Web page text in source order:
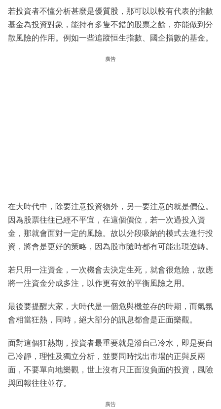
若投資者不懂分析甚麼是優質股，那可以以較有代表的指數
基金為投資對象，能持有多隻不錯的股票之餘，亦能做到分
散風險的作用。例如一些追蹤恒生指數、國企指數的基金。
廣告
在大時代中，除要注意投資物外，另一要注意的就是價位。
因為股票往往已經不平宜，在這個價位，若一次過投入資
金，那就會面對一定的風險。故以分段吸納的模式去進行投
資，將會是更好的策略，因為股市隨時都有可能出現逆轉。
若只用一注資金，一次機會去決定生死，就會很危險，故應
將一注資金分成多注，以作更有效的平衡風險之用。
最後要提醒大家，大時代是一個危與機並存的時期，而氣氛
會相當狂熱，同時，絕大部分的訊息都會是正面樂觀。
面對這個狂熱期，投資者最重要就是潑自己冷水，即是要自
己冷靜，理性及獨立分析，並要同時找出市場的正與反兩
面，不要單向地樂觀，世上沒有只正面沒負面的投資，風險
與回報往往並存。
廣告